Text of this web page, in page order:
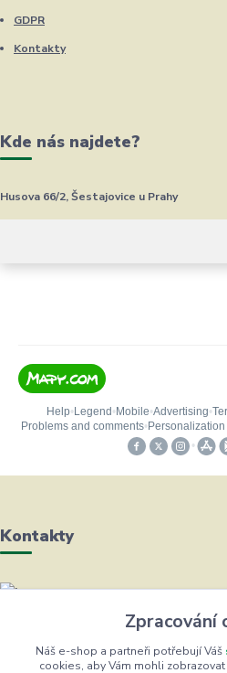
GDPR
Kontakty
Kde nás najdete?
Husova 66/2, Šestajovice u Prahy
Kontakty
Helena Bayerová
+420 604 711 491
(Po-Čt, 8-16 hod.)
Zpracování
Náš e-shop a partneři potřebují Váš
cookies, aby Vám mohli